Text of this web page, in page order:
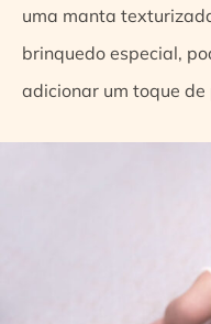
uma manta
brinquedo especial,
adicionar um toque